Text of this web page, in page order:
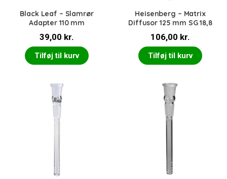
Black Leaf – Slamrør
Adapter 110 mm
39,00 kr.
Tilføj til kurv
Heisenberg – Matrix
Diffusor 125 mm SG 18,8
106,00 kr.
Tilføj til kurv